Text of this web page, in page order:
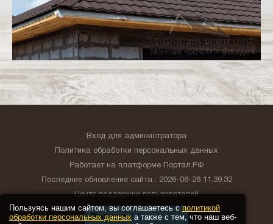
Пользуясь нашим сайтом, вы соглашаетесь сполитикой
обработки персональных данных а также с тем, что наш веб-
Вход для администратора
Политика обработки персональных данных
Работает на платформе
Портал.РФ
Последние обновление сайта : 2026-06-26 11:39:32
Центр поддержки пользователей